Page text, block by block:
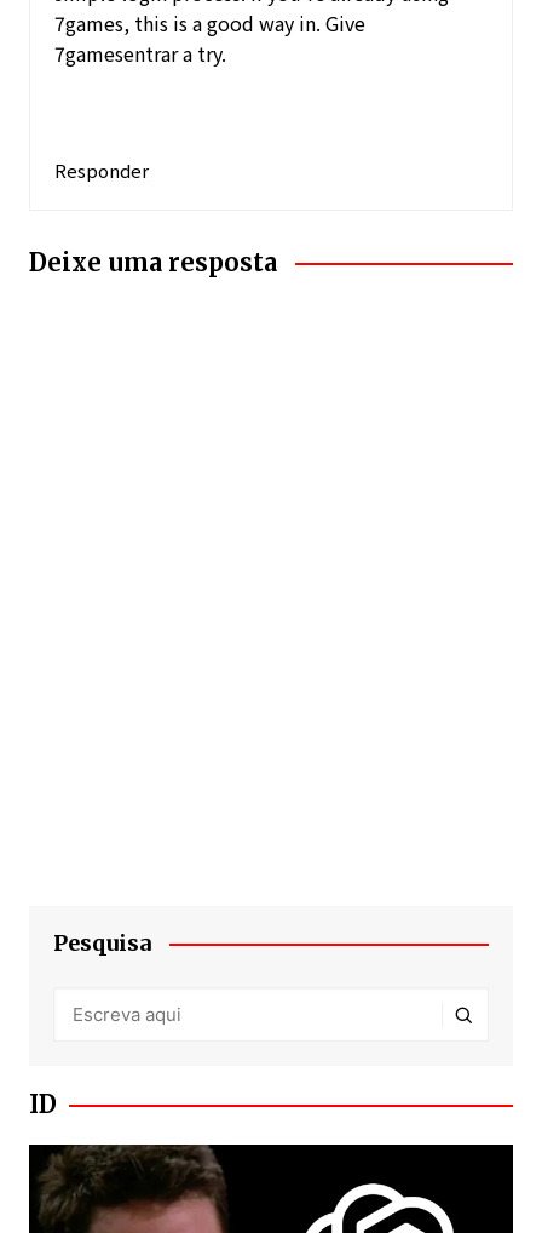
7games, this is a good way in. Give
7gamesentrara try.
Responder
Deixe uma resposta
Pesquisa
ID